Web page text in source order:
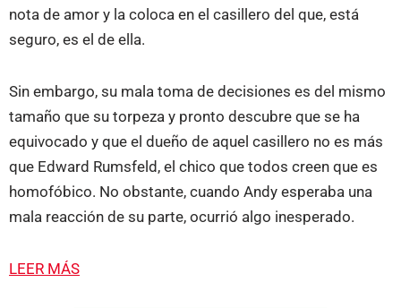
nota de amor y la coloca en el casillero del que, está
seguro, es el de ella.
Sin embargo, su mala toma de decisiones es del mismo
tamaño que su torpeza y pronto descubre que se ha
equivocado y que el dueño de aquel casillero no es más
que Edward Rumsfeld, el chico que todos creen que es
homofóbico. No obstante, cuando Andy esperaba una
mala reacción de su parte, ocurrió algo inesperado.
LEER MÁS